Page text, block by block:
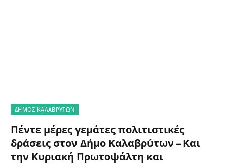
ΔΗΜΟΣ ΚΑΛΑΒΡΥΤΩΝ
Πέντε μέρες γεμάτες πολιτιστικές
δράσεις στον Δήμο Καλαβρύτων – Και
την Κυριακή Πρωτοψάλτη και